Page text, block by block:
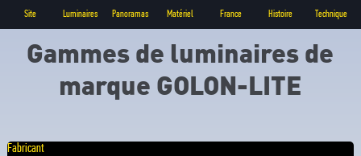
Site Luminaires Panoramas Matériel France Histoire Technique
Gammes de luminaires de
marque GOLON-LITE
Fabricant